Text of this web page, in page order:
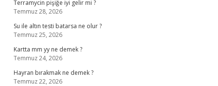
Terramycin pişiğe iyi gelir mi ?
Temmuz 28, 2026
Su ile altın testi batarsa ne olur ?
Temmuz 25, 2026
Kartta mm yy ne demek ?
Temmuz 24, 2026
Hayran bırakmak ne demek ?
Temmuz 22, 2026